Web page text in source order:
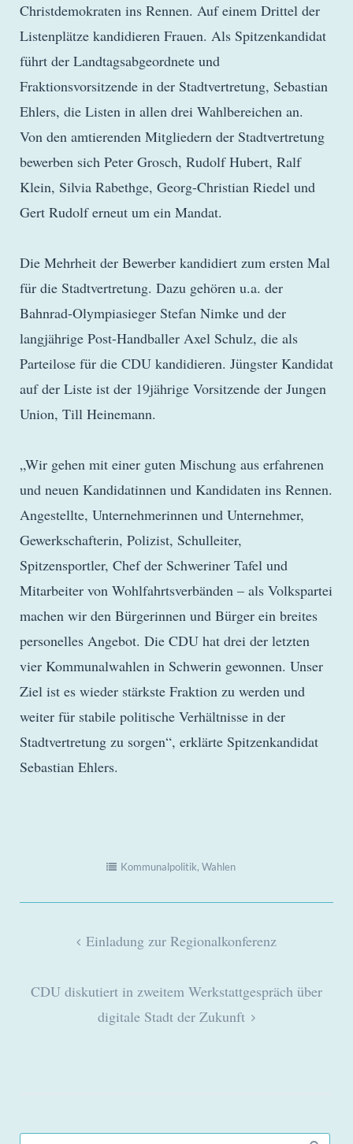
Christdemokraten ins Rennen. Auf einem Drittel der
Listenplätze kandidieren Frauen. Als Spitzenkandidat
führt der Landtagsabgeordnete und
Fraktionsvorsitzende in der Stadtvertretung, Sebastian
Ehlers, die Listen in allen drei Wahlbereichen an.
Von den amtierenden Mitgliedern der Stadtvertretung
bewerben sich Peter Grosch, Rudolf Hubert, Ralf
Klein, Silvia Rabethge, Georg-Christian Riedel und
Gert Rudolf erneut um ein Mandat.
Die Mehrheit der Bewerber kandidiert zum ersten Mal
für die Stadtvertretung. Dazu gehören u.a. der
Bahnrad-Olympiasieger Stefan Nimke und der
langjährige Post-Handballer Axel Schulz, die als
Parteilose für die CDU kandidieren. Jüngster Kandidat
auf der Liste ist der 19jährige Vorsitzende der Jungen
Union, Till Heinemann.
„Wir gehen mit einer guten Mischung aus erfahrenen
und neuen Kandidatinnen und Kandidaten ins Rennen.
Angestellte, Unternehmerinnen und Unternehmer,
Gewerkschafterin, Polizist, Schulleiter,
Spitzensportler, Chef der Schweriner Tafel und
Mitarbeiter von Wohlfahrtsverbänden – als Volkspartei
machen wir den Bürgerinnen und Bürger ein breites
personelles Angebot. Die CDU hat drei der letzten
vier Kommunalwahlen in Schwerin gewonnen. Unser
Ziel ist es wieder stärkste Fraktion zu werden und
weiter für stabile politische Verhältnisse in der
Stadtvertretung zu sorgen“, erklärte Spitzenkandidat
Sebastian Ehlers.
Kommunalpolitik,Wahlen
Beitragsnavigation
Einladung zur Regionalkonferenz
CDU diskutiert in zweitem Werkstattgespräch über
digitale Stadt der Zukunft